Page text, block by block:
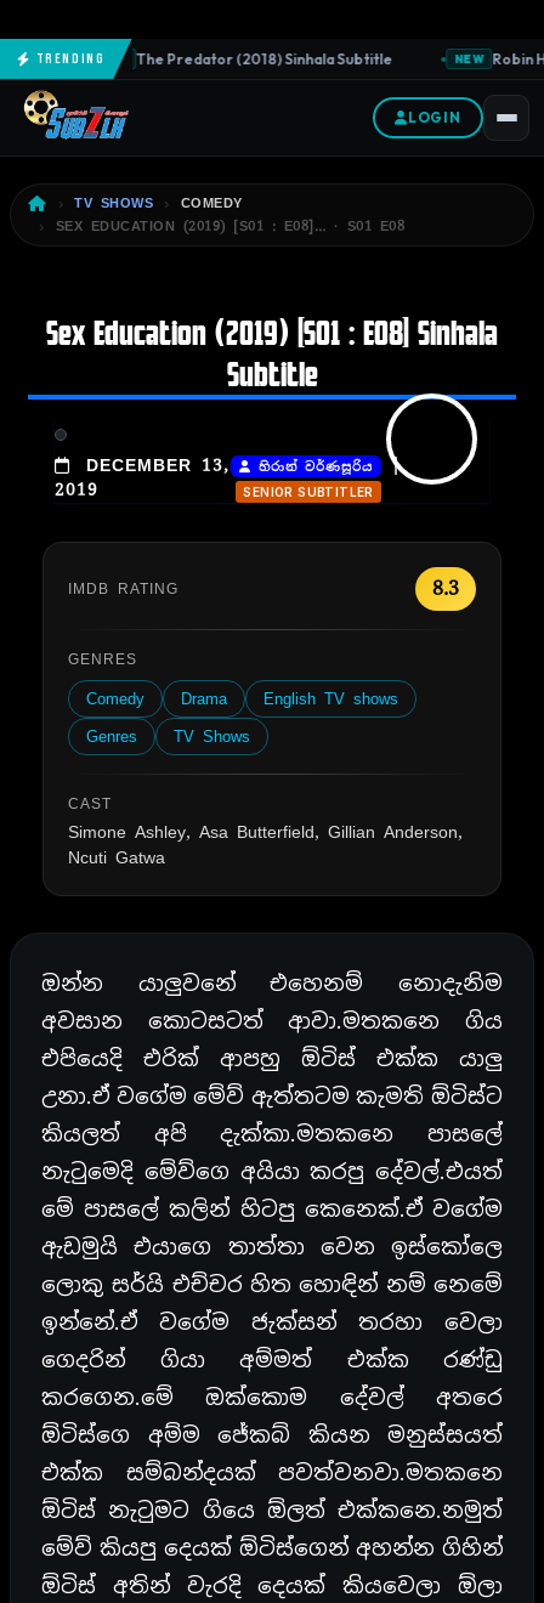
TrendingNEW The Predator (2018) Sinhala Subtitle NEW Robin
LOGIN
TV SHOWS
COMEDY
SEX EDUCATION (2019) [S01 : E08]… · S01 E08
Sex Education (2019) [S01 : E08] Sinhala
Subtitle
DECEMBER 13,
2019
හිරාන් වර්ණසූරිය |
SENIOR SUBTITLER
IMDB RATING 8.3
GENRES
Comedy Drama
English TV shows
Genres
TV Shows
CAST
Simone Ashley, Asa Butterfield, Gillian Anderson,
Ncuti Gatwa
ඔන්න යාලුවනේ එහෙනම් නොදැනිම
අවසාන කොටසටත් ආවා.මතකනෙ ගිය
එපියෙදි එරික් ආපහු ඕටිස් එක්ක යාලු
උනා.ඒ වගේම මේව් ඇත්තටම කැමති ඕටිස්ට
කියලත් අපි දැක්කා.මතකනෙ පාසලේ
නැටුමෙදි මේව්ගෙ අයියා කරපු දේවල්.එයත්
මේ පාසලේ කලින් හිටපු කෙනෙක්.ඒ වගේම
ඇඩමුයි එයාගෙ තාත්තා වෙන ඉස්කෝලෙ
ලොකු සර්යි එච්චර හිත හොඳින් නම් නෙමේ
ඉන්නේ.ඒ වගේම ජැක්සන් තරහා වෙලා
ගෙදරින් ගියා අම්මත් එක්ක රණ්ඩු
කරගෙන.මේ ඔක්කොම දේවල් අතරෙ
ඕටිස්ගෙ අම්ම ජේකබ් කියන මනුස්සයත්
එක්ක සම්බන්දයක් පවත්වනවා.මතකනෙ
ඕටිස් නැටුමට ගියෙ ඕලත් එක්කනෙ.නමුත්
මේව් කියපු දෙයක් ඕටිස්ගෙන් අහන්න ගිහින්
ඕටිස් අතින් වැරදි දෙයක් කියවෙලා ඕලා